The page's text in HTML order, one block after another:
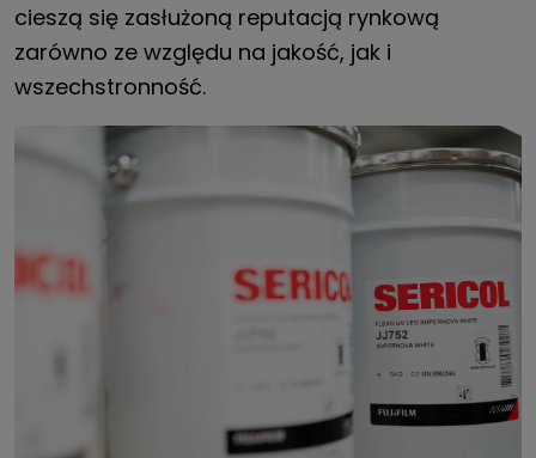
cieszą się zasłużoną reputacją rynkową
zarówno ze względu na jakość, jak i
wszechstronność.